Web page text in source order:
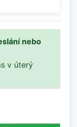
nebo
v úterý